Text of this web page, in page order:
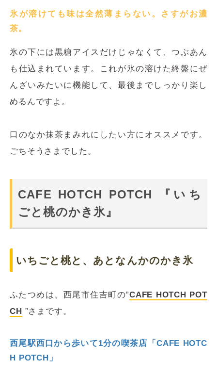
氷が溶けても味は全然薄まらない。さすがお濃
茶。
氷の下には黒糖アイスだけじゃなくて、つぶあん
も仕込まれています。これが氷の溶けた終盤にぜ
んざいみたいに機能して、最後までしっかり楽し
めるんですよ。
口のなか抹茶まみれにしたい方にオススメです。
ごちそうさまでした。
CAFE HOTCH POTCH 『いち
ごと桃のかき氷』
いちごと桃と、あとなんかのかき氷
ふたつめは、西尾市住吉町の”CAFE HOTCH POT
CH ”さまです。
西尾駅西口から歩いて1分の喫茶店「CAFE HOTC
H POTCH」